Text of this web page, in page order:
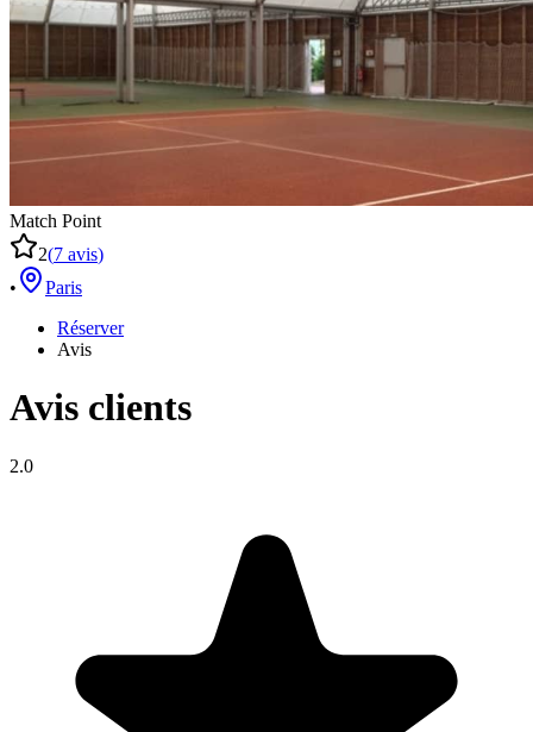
Match Point
2(7 avis)
•
Paris
Réserver
Avis
Avis clients
2.0